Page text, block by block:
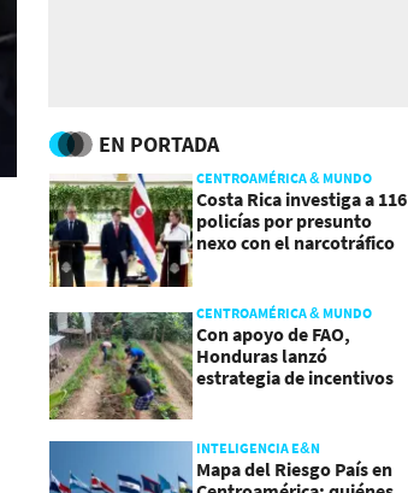
EN PORTADA
CENTROAMÉRICA & MUNDO
Costa Rica investiga a 116
policías por presunto
nexo con el narcotráfico
CENTROAMÉRICA & MUNDO
Con apoyo de FAO,
Honduras lanzó
estrategia de incentivos
INTELIGENCIA E&N
Mapa del Riesgo País en